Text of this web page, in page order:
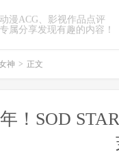
动漫ACG、影视作品点评
专属分享发现有趣的内容！
神 > 正文
！SOD